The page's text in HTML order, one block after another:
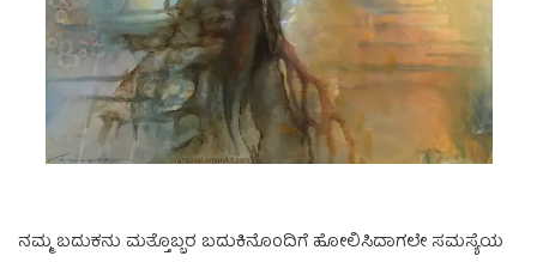
ನಮ್ಮ ಬದುಕನು ಮತ್ತೊಬ್ಬರ ಬದುಕಿನೊಂದಿಗೆ ಹೋಲಿಸಿದಾಗಲೇ ಸಮಸ್ಯೆಯ